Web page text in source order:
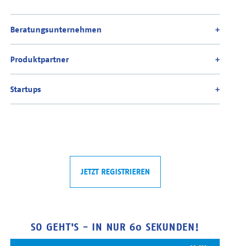
JETZT REGISTRIEREN
SO GEHT'S - IN NUR 60 SEKUNDEN!